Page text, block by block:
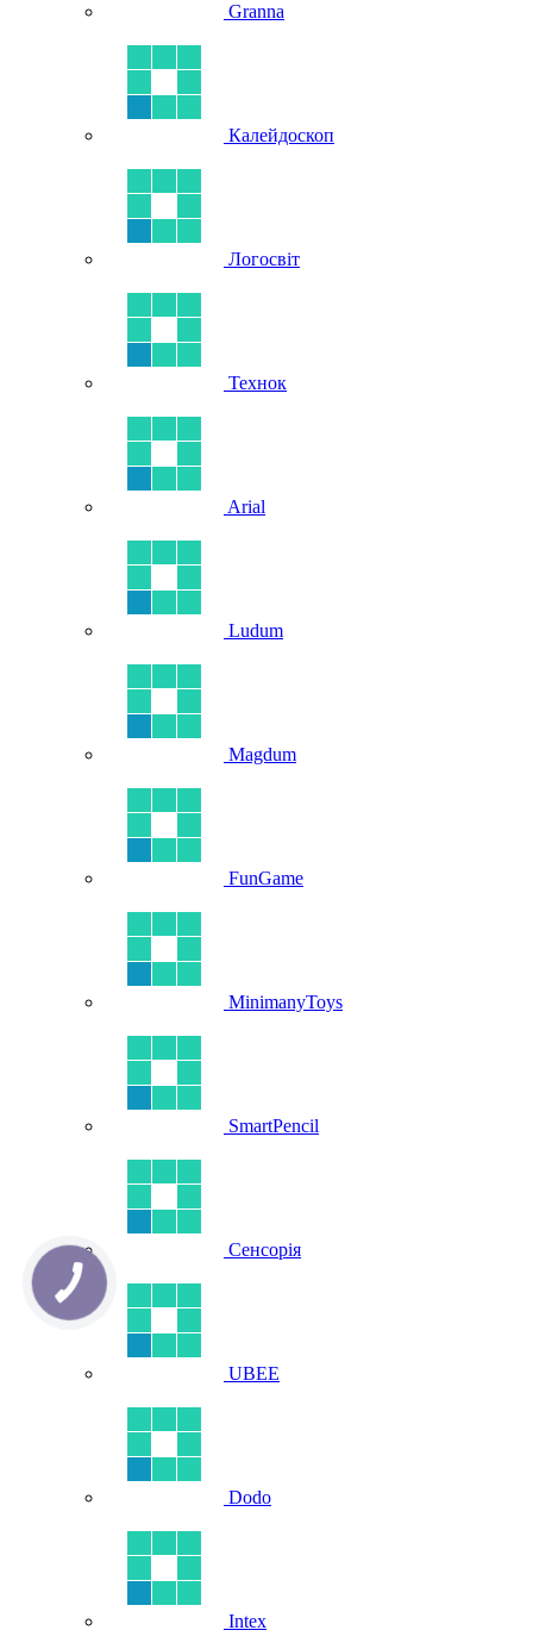
Granna
Калейдоскоп
Логосвіт
Технок
Arial
Ludum
Magdum
FunGame
MinimanyToys
SmartPencil
Сенсорія
UBEE
Dodo
Intex